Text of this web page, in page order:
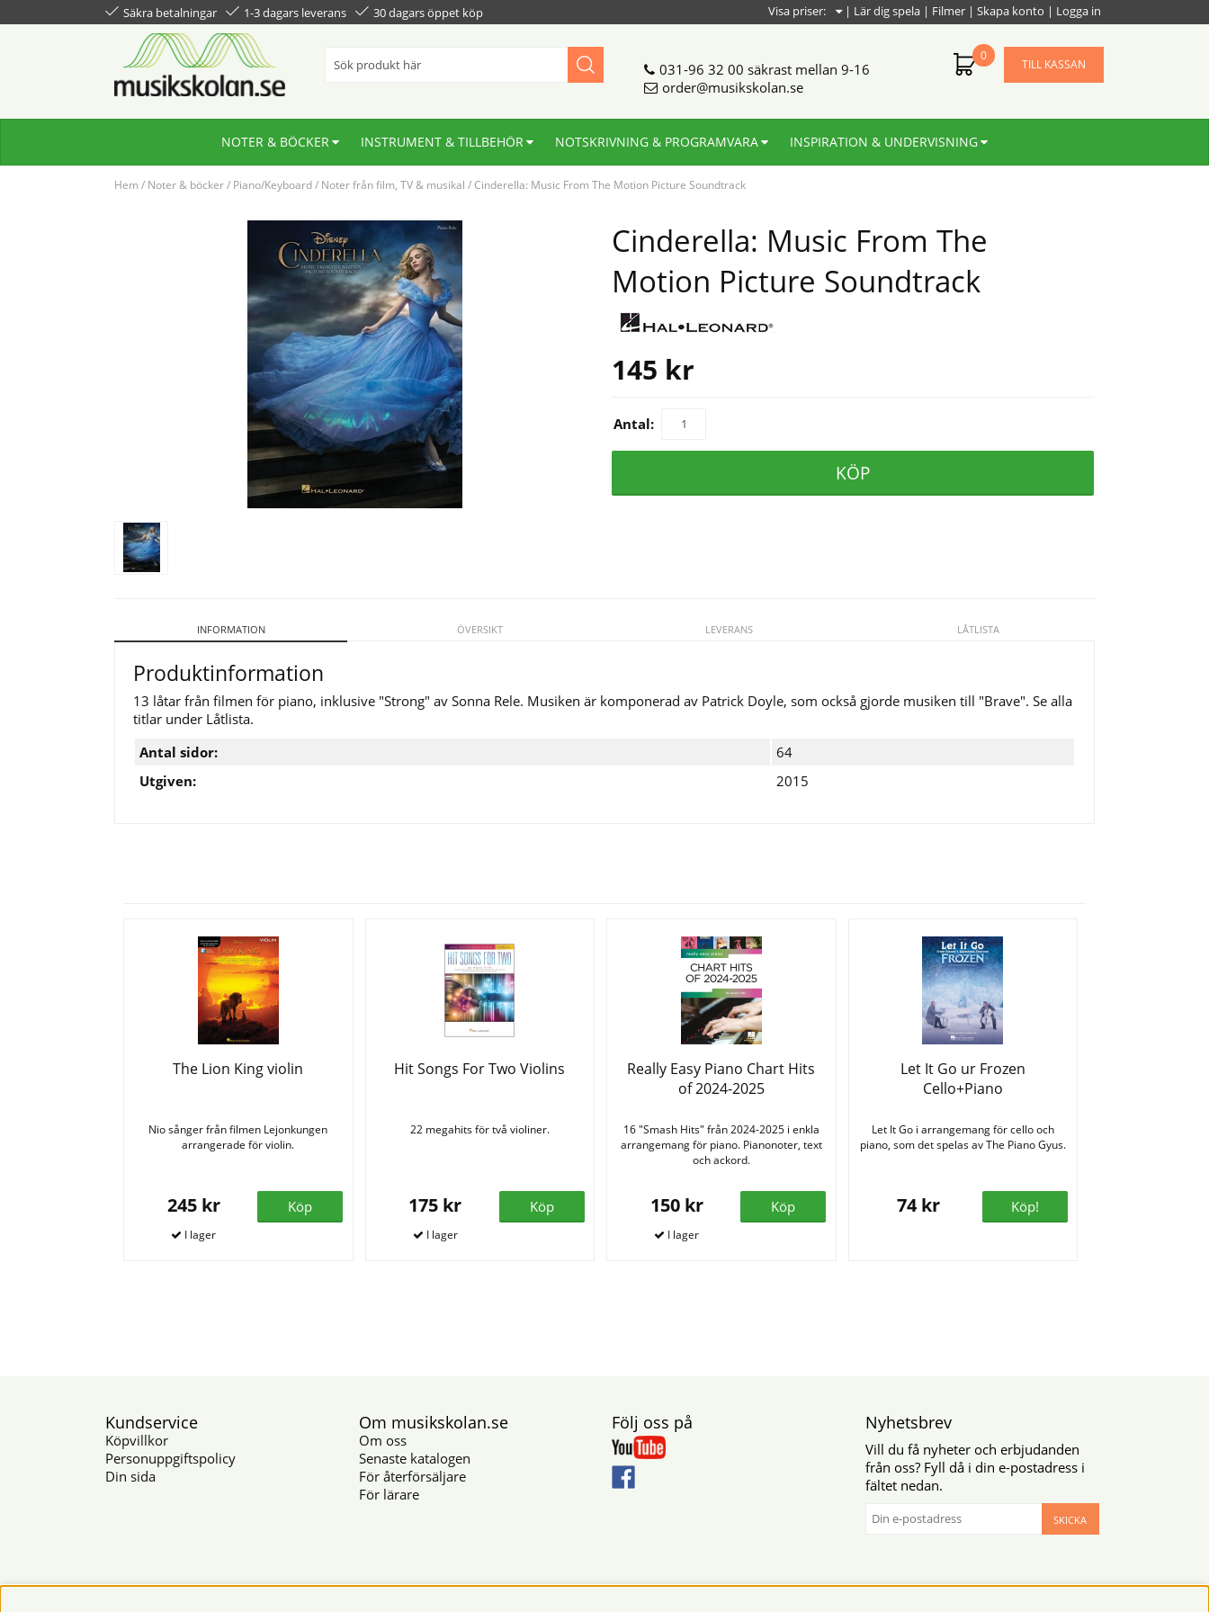
Säkra betalningar 1-3 dagars leverans 30 dagars öppet köp | Lär dig spela | Filmer | Skapa konto | Logga in
Visa priser:
031-96 32 00 säkrast mellan 9-16
order@musikskolan.se
0
TILL KASSAN
NOTER & BÖCKER INSTRUMENT & TILLBEHÖR NOTSKRIVNING & PROGRAMVARA INSPIRATION & UNDERVISNING
Hem / Noter & böcker/ Piano/Keyboard/ Noter från film, TV & musikal /Cinderella: Music From The Motion Picture Soundtrack
Cinderella: Music From The
Motion Picture Soundtrack
145 kr
Antal:
KÖP
INFORMATION ÖVERSIKT LEVERANS LÅTLISTA
Produktinformation
13 låtar från filmen för piano, inklusive "Strong" av Sonna Rele. Musiken är komponerad av Patrick Doyle, som också gjorde musiken till "Brave". Se alla
titlar under Låtlista.
Antal sidor:
64
Utgiven:
2015
The Lion King violin
Nio sånger från filmen Lejonkungen
arrangerade för violin.
245 kr Köp
Hit Songs For Two Violins
22 megahits för två violiner.
175 kr Köp
Really Easy Piano Chart Hits
of 2024-2025
16 "Smash Hits" från 2024-2025 i enkla
arrangemang för piano. Pianonoter, text
och ackord.
150 kr Köp
Let It Go ur Frozen
Cello+Piano
Let It Go i arrangemang för cello och
piano, som det spelas av The Piano Gyus.
74 kr Köp!
Kundservice
Köpvillkor
Personuppgiftspolicy
Din sida
Om musikskolan.se
Om oss
Senaste katalogen
För återförsäljare
För lärare
Följ oss på Nyhetsbrev
Vill du få nyheter och erbjudanden
från oss? Fyll då i din e-postadress i
fältet nedan.
SKICKA
Säkra betalningar